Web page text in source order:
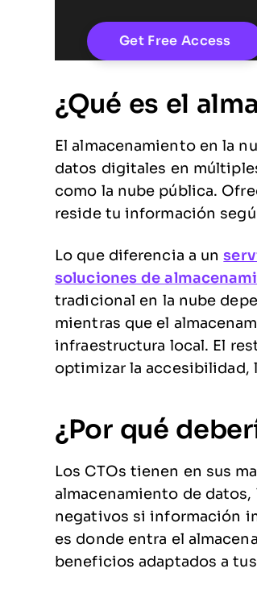
¿Qué es el
El almacenamiento en la
datos digitales en
como la nube pública.
reside tu información
Lo que diferencia a un
soluciones de
tradicional en la nube
mientras que el
infraestructura local. El
optimizar la accesibilidad,
¿Por qué
Los CTOs tienen en sus
almacenamiento de
negativos si información
es donde entra el
beneficios adaptados a